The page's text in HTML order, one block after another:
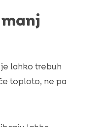
lahko trebuh
toploto, ne pa